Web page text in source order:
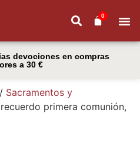
0
devociones en compras
a 30 €
/ Sacramentos y
primera comunión,